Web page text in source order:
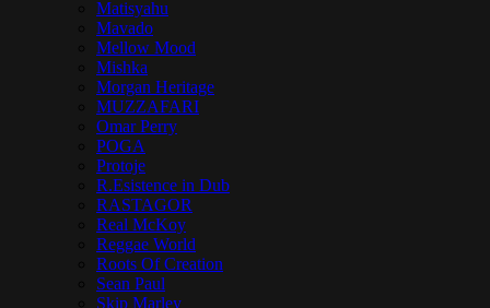
Matisyahu
Mavado
Mellow Mood
Mishka
Morgan Heritage
MUZZAFARI
Omar Perry
POGA
Protoje
R.Esistence in Dub
RASTAGOR
Real McKoy
Reggae World
Roots Of Creation
Sean Paul
Skip Marley